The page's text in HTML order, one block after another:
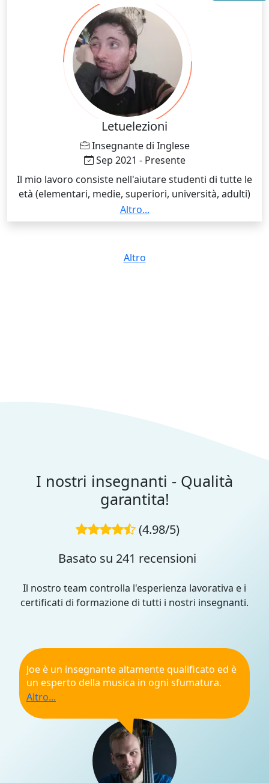
Letuelezioni
Insegnante di Inglese
Sep 2021 - Presente
Il mio lavoro consiste nell'aiutare studenti di tutte le
età (elementari, medie, superiori, università, adulti)
ad imparare o migliorare l'inglese attraverso un
metodo personalizzato ed intuitivo che permetta loro
reale ed accedere alle tante opportunità lavorative
offerte dalla lingua inglese.
Altro...
Altro
I nostri insegnanti - Qualità
garantita!
(4.98/5)
Basato su 241 recensioni
Il nostro team controlla l'esperienza lavorativa e i
certificati di formazione di tutti i nostri insegnanti.
Joe è un insegnante altamente qualificato ed è
un esperto della musica in ogni sfumatura.
Grazie ai suoi anni di esperienza, è in grado di
insegnare con passione a grandi e piccini,
tenendo conto delle esigenze e del talento
naturale di ognuno dei suoi studenti. Online o
in presenza, da soli o in gruppo, Joe saprà
fornirti le lezioni di cui hai bisogno per
imparare a suonare come un vero musicista.